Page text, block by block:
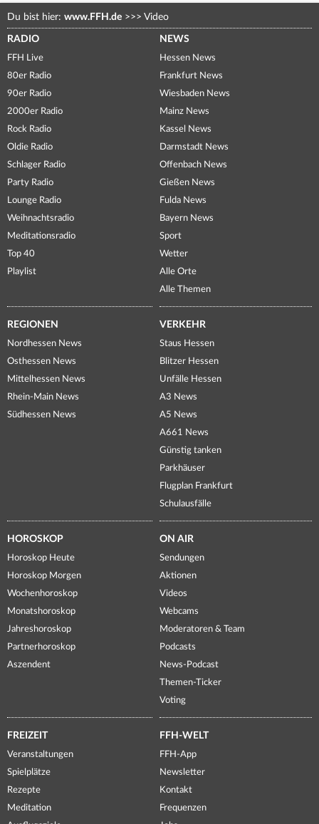
Du bist hier: www.FFH.de >>> Video
RADIO
FFH Live
80er Radio
90er Radio
2000er Radio
Rock Radio
Oldie Radio
Schlager Radio
Party Radio
Lounge Radio
Weihnachtsradio
Meditationsradio
Top 40
Playlist
NEWS
Hessen News
Frankfurt News
Wiesbaden News
Mainz News
Kassel News
Darmstadt News
Offenbach News
Gießen News
Fulda News
Bayern News
Sport
Wetter
Alle Orte
Alle Themen
REGIONEN
Nordhessen News
Osthessen News
Mittelhessen News
Rhein-Main News
Südhessen News
VERKEHR
Staus Hessen
Blitzer Hessen
Unfälle Hessen
A3 News
A5 News
A661 News
Günstig tanken
Parkhäuser
Flugplan Frankfurt
Schulausfälle
HOROSKOP
Horoskop Heute
Horoskop Morgen
Wochenhoroskop
Monatshoroskop
Jahreshoroskop
Partnerhoroskop
Aszendent
ON AIR
Sendungen
Aktionen
Videos
Webcams
Moderatoren & Team
Podcasts
News-Podcast
Themen-Ticker
Voting
FREIZEIT
Veranstaltungen
Spielplätze
Rezepte
Meditation
FFH-WELT
FFH-App
Newsletter
Kontakt
Frequenzen